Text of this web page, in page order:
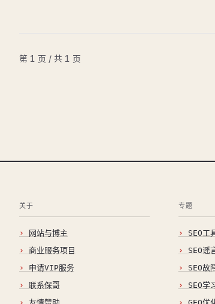
第 1 页 / 共 1 页
关于
网站与博主
商业服务项目
申请VIP服务
联系保哥
专题
SEO工
SEO谣
SEO故
SEO学